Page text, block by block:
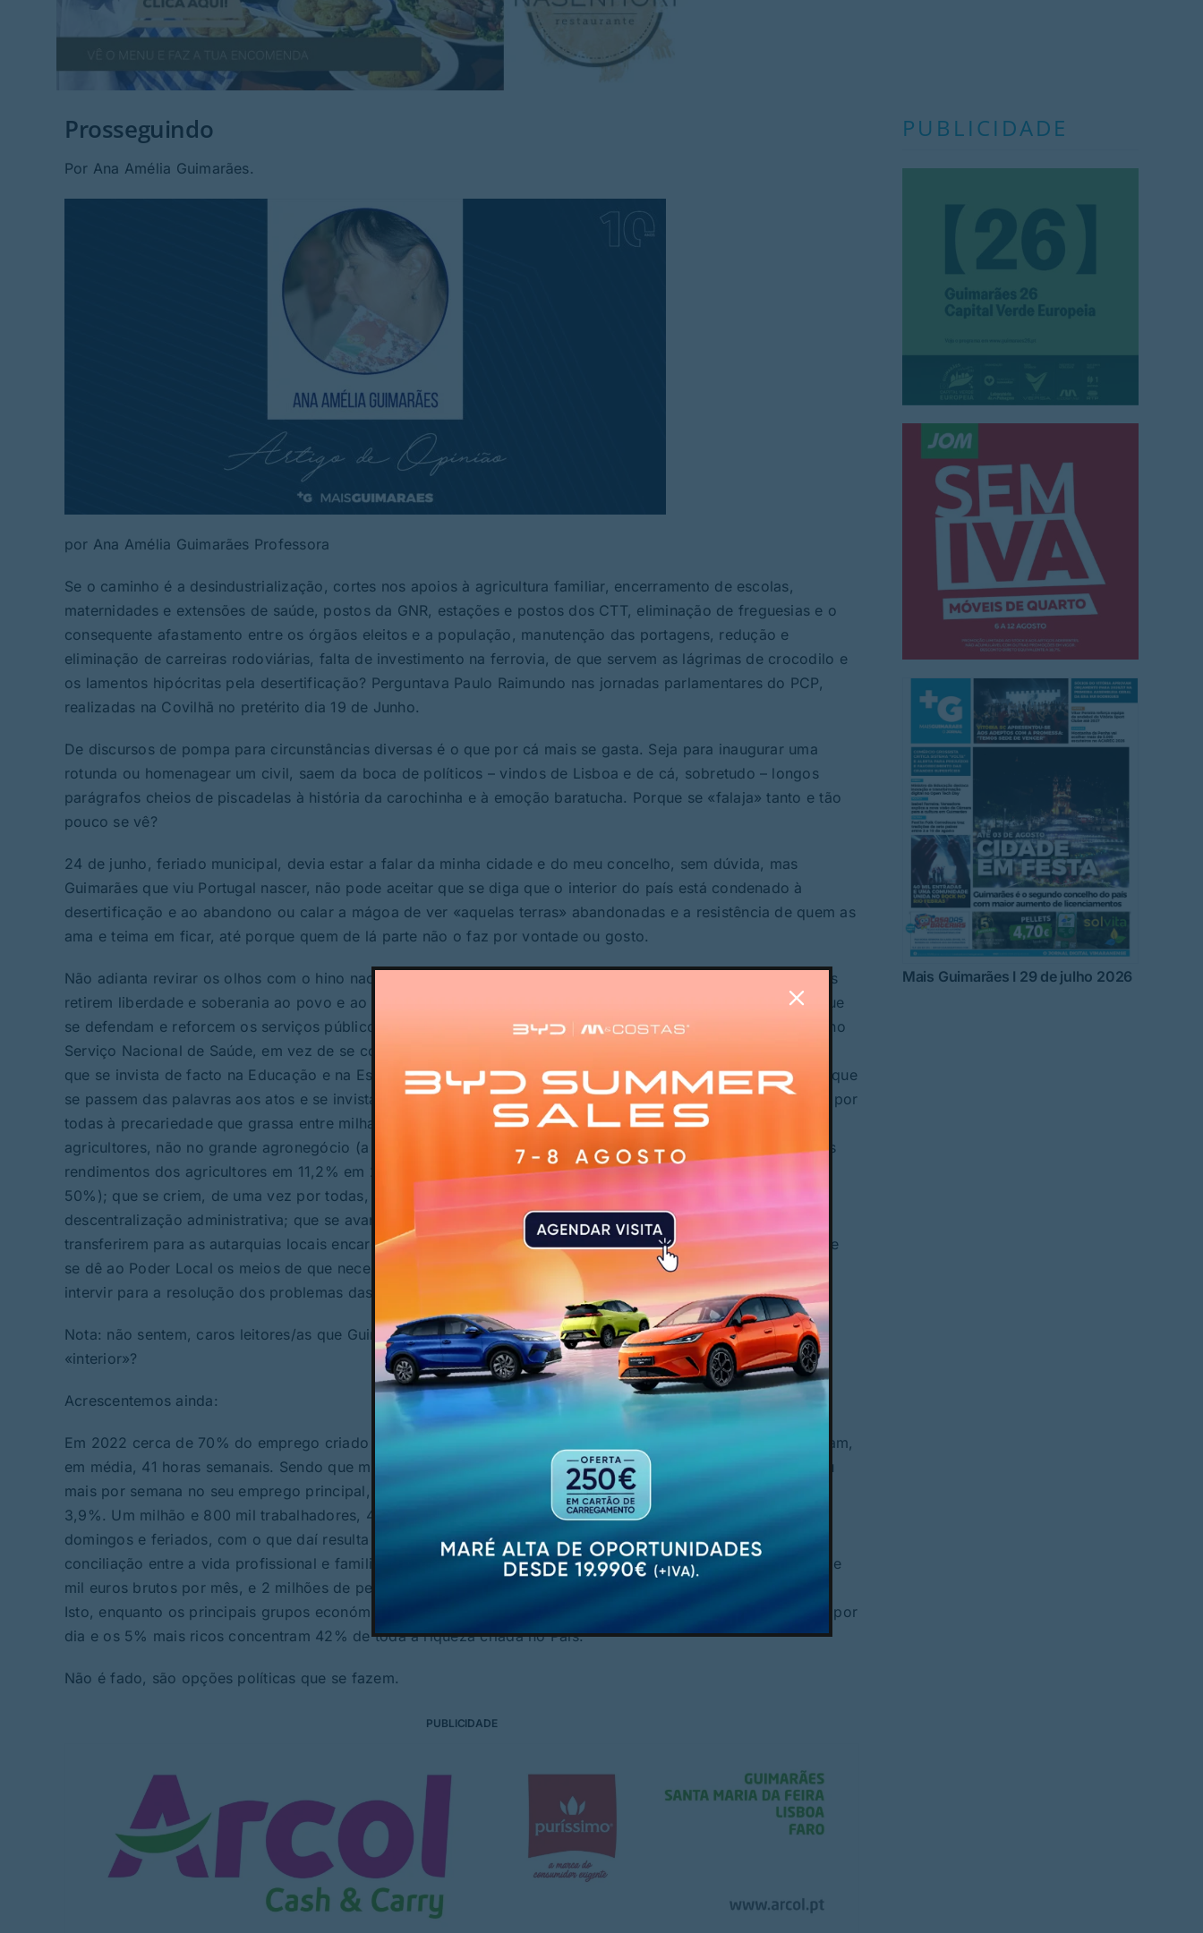
Prosseguindo
Por Ana Amélia Guimarães.
por Ana Amélia Guimarães Professora
Se o caminho é a desindustrialização, cortes nos apoios à agricultura familiar, encerramento de escolas,
maternidades e extensões de saúde, postos da GNR, estações e postos dos CTT, eliminação de freguesias e o
consequente afastamento entre os órgãos eleitos e a população, manutenção das portagens, redução e
eliminação de carreiras rodoviárias, falta de investimento na ferrovia, de que servem as lágrimas de crocodilo e
os lamentos hipócritas pela desertificação? Perguntava Paulo Raimundo nas jornadas parlamentares do PCP,
realizadas na Covilhã no pretérito dia 19 de Junho.
De discursos de pompa para circunstâncias diversas é o que por cá mais se gasta. Seja para inaugurar uma
rotunda ou homenagear um civil, saem da boca de políticos – vindos de Lisboa e de cá, sobretudo – longos
parágrafos cheios de piscadelas à história da carochinha e à emoção baratucha. Porque se «falaja» tanto e tão
pouco se vê?
24 de junho, feriado municipal, devia estar a falar da minha cidade e do meu concelho, sem dúvida, mas
Guimarães que viu Portugal nascer, não pode aceitar que se diga que o interior do país está condenado à
desertificação e ao abandono ou calar a mágoa de ver «aquelas terras» abandonadas e a resistência de quem as
ama e teima em ficar, até porque quem de lá parte não o faz por vontade ou gosto.
Não adianta revirar os olhos com o hino nacional quando, ao mesmo tempo, deixamos que políticas concretas
retirem liberdade e soberania ao povo e ao país. As necessidades são muitas e os desafios também, mas… que
se defendam e reforcem os serviços públicos, ao invés de se desinvestir e privatizar; que se invista de facto no
Serviço Nacional de Saúde, em vez de se continuar a transferir dinheiros públicos para o negócio da doença;
que se invista de facto na Educação e na Escola Pública, que se respeitem e valorizem os seus profissionais; que
se passem das palavras aos atos e se invista de facto na Ciência e na Investigação, pondo termo de uma vez por
todas à precariedade que grassa entre milhares de investigadores; que se invista na agricultura e nos
agricultores, não no grande agronegócio (a política prosseguida pelo Governo está na origem da redução dos
rendimentos dos agricultores em 11,2% em 2022 e no agravamento do défice da balança agroalimentar em
50%); que se criem, de uma vez por todas, as Regiões Administrativas, respeitando o princípio da
descentralização administrativa; que se avance, de uma vez por todas, com a Regionalização, em vez de se
transferirem para as autarquias locais encargos em áreas de competências que cabe ao Estado assegurar; que
se dê ao Poder Local os meios de que necessita e que a Constituição consagra para que seja mais capaz de
intervir para a resolução dos problemas das populações.
Nota: não sentem, caros leitores/as que Guimarães tem andado a «marcar-passo» e a ficar cada vez mais
«interior»?
Acrescentemos ainda:
Em 2022 cerca de 70% do emprego criado foi com vínculos precários. Em Portugal os trabalhadores trabalham,
em média, 41 horas semanais. Sendo que mais de 350 mil trabalhadores trabalham habitualmente 49 horas ou
mais por semana no seu emprego principal, são 7,3% do total dos trabalhadores, acima da média da UE de
3,9%. Um milhão e 800 mil trabalhadores, 44% dos trabalhadores, trabalham por turnos, à noite, sábados,
domingos e feriados, com o que daí resulta de dificuldades acrescidas à organização da vida privada e à
conciliação entre a vida profissional e familiar. Três milhões de trabalhadores, 70% do total, ganham menos de
mil euros brutos por mês, e 2 milhões de pessoas estão na pobreza, dos quais mais de 300 mil são crianças.
Isto, enquanto os principais grupos económicos em Portugal tiveram, em 2022, 20 milhões de euros de lucro por
dia e os 5% mais ricos concentram 42% de toda a riqueza criada no País.
Não é fado, são opções políticas que se fazem.
PUBLICIDADE
PUBLICIDADE
Mais Guimarães I 29 de julho 2026